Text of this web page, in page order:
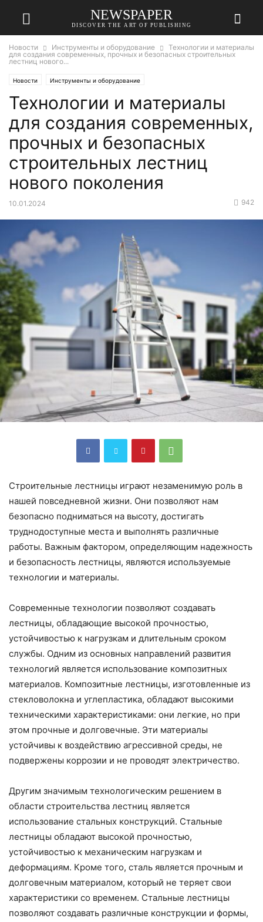
NEWSPAPER
DISCOVER THE ART OF PUBLISHING
Новости Инструменты и оборудование
Технологии и материалы
для создания современных, прочных и безопасных строительных
лестниц нового...
Новости Инструменты и оборудование
Технологии и материалы
для создания современных,
прочных и безопасных
строительных лестниц
нового поколения
10.01.2024 942
Строительные лестницы играют незаменимую роль в
нашей повседневной жизни. Они позволяют нам
безопасно подниматься на высоту, достигать
труднодоступные места и выполнять различные
работы. Важным фактором, определяющим надежность
и безопасность лестницы, являются используемые
технологии и материалы.
Современные технологии позволяют создавать
лестницы, обладающие высокой прочностью,
устойчивостью к нагрузкам и длительным сроком
службы. Одним из основных направлений развития
технологий является использование композитных
материалов. Композитные лестницы, изготовленные из
стекловолокна и углепластика, обладают высокими
техническими характеристиками: они легкие, но при
этом прочные и долговечные. Эти материалы
устойчивы к воздействию агрессивной среды, не
подвержены коррозии и не проводят электричество.
Другим значимым технологическим решением в
области строительства лестниц является
использование стальных конструкций. Стальные
лестницы обладают высокой прочностью,
устойчивостью к механическим нагрузкам и
деформациям. Кроме того, сталь является прочным и
долговечным материалом, который не теряет свои
характеристики со временем. Стальные лестницы
позволяют создавать различные конструкции и формы,